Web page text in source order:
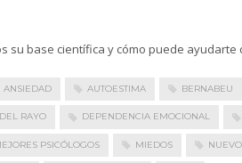
su base científica y cómo puede ayudarte
ANSIEDAD AUTOESTIMA BERNABEU
RAYO DEPENDENCIA EMOCIONAL
PSICÓLOGOS MIEDOS